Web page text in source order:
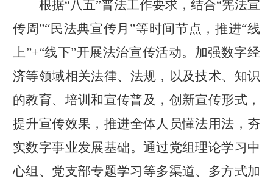
根据“八五”普法工作要求，结合“宪法宣
传周”“民法典宣传月”等时间节点， 推进“线
上”+“线下”开展法治宣传活动。 加强数字经
济等领域相关法律、法规，以及技术、知识
的教育、培训和宣传普及，创新宣传形式，
提升宣传效果，推进全体人员懂法用法，夯
实数字事业发展基础。 通过党组理论学习中
心组、党支部专题学习等多渠道、多方式加